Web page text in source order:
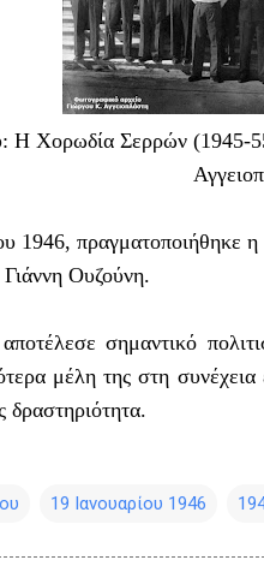
Η Χορωδία Σερρών (1945-
1946,
Ουζούνη.
σημαντικό
μέλη της στη
δραστηριότητα.
19 Ιανουαρίου 1946